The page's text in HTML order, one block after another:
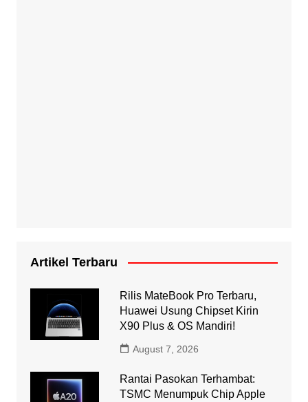
Artikel Terbaru
Rilis MateBook Pro Terbaru,
Huawei Usung Chipset Kirin
X90 Plus & OS Mandiri!
August 7, 2026
Rantai Pasokan Terhambat:
TSMC Menumpuk Chip Apple